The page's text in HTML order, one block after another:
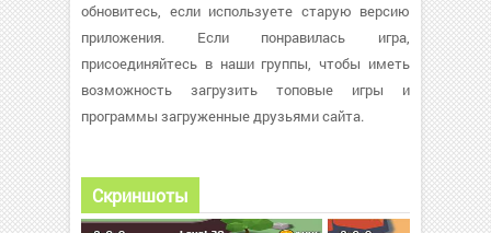
обновитесь, если используете старую версию
приложения. Если понравилась игра,
присоединяйтесь в наши группы, чтобы иметь
возможность загрузить топовые игры и
программы загруженные друзьями сайта.
Скриншоты